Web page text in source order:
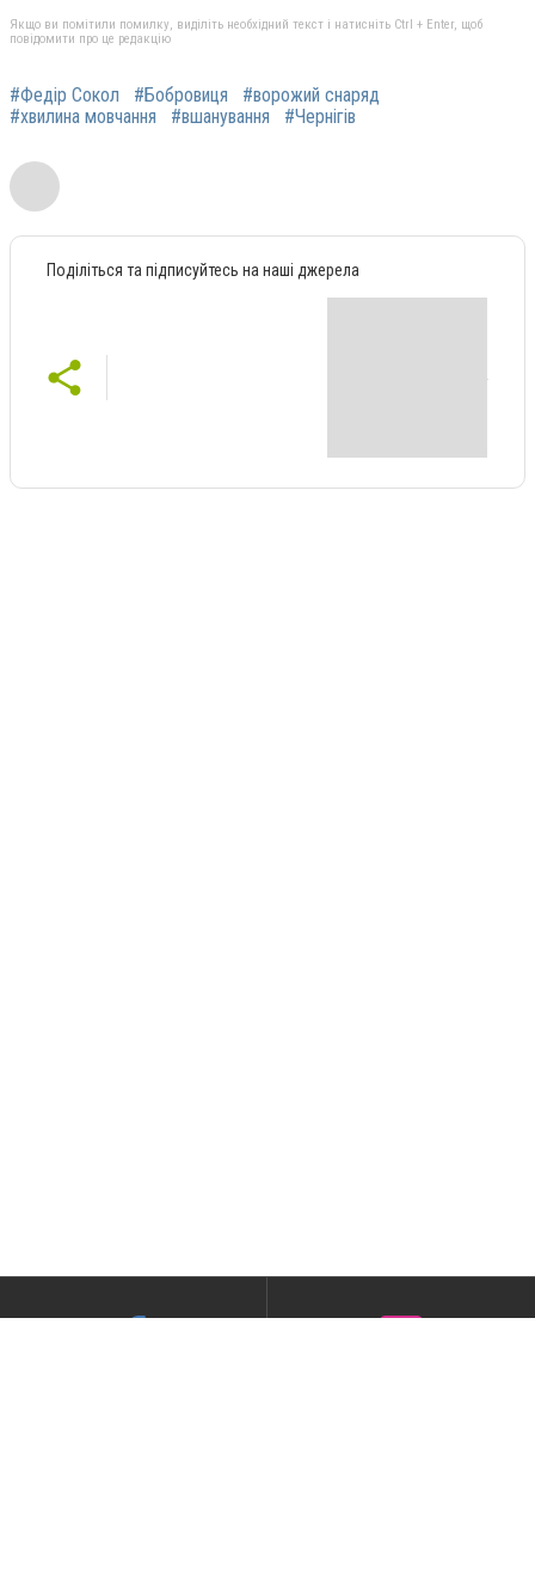
Якщо ви помітили помилку, виділіть необхідний текст і натисніть Ctrl + Enter, щоб
повідомити про це редакцію
#Федір Сокол #Бобровиця
#ворожий снаряд
#хвилина мовчання
#вшанування #Чернігів
Поділіться та підписуйтесь на наші джерела